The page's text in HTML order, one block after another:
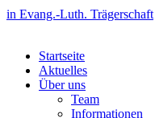
in Evang.-Luth. Trägerschaft
Startseite
Aktuelles
Über uns
Team
Informationen